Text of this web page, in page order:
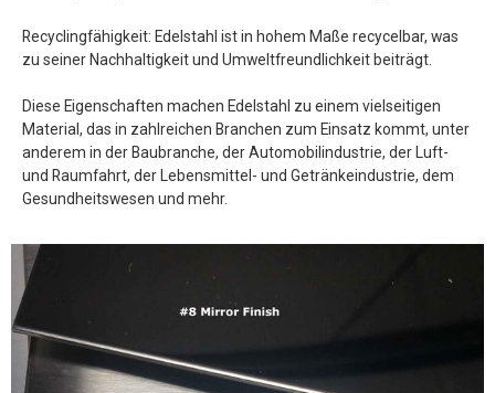
Recyclingfähigkeit: Edelstahl ist in hohem Maße recycelbar, was
zu seiner Nachhaltigkeit und Umweltfreundlichkeit beiträgt.
Diese Eigenschaften machen Edelstahl zu einem vielseitigen
Material, das in zahlreichen Branchen zum Einsatz kommt, unter
anderem in der Baubranche, der Automobilindustrie, der Luft-
und Raumfahrt, der Lebensmittel- und Getränkeindustrie, dem
Gesundheitswesen und mehr.